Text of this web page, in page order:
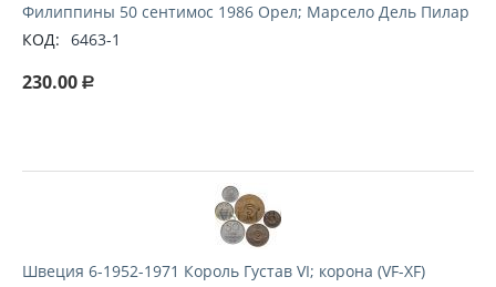
Филиппины 50 сентимос 1986 Орел; Марсело Дель Пилар
КОД: 6463-1
230.00 Р
Швеция 6-1952-1971 Король Густав VI; корона (VF-XF)